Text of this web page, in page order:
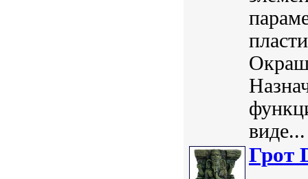
виде...
Грот